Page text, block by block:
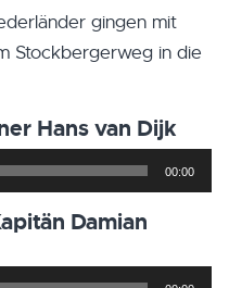
gingen mit
Stockbergerweg in die
Hans van Dijk
00:00
Damian